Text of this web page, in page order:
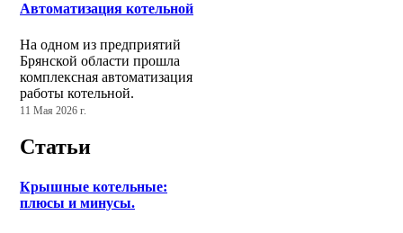
Автоматизация котельной
На одном из предприятий
Брянской области прошла
комплексная автоматизация
работы котельной.
11 Мая 2026 г.
Статьи
Крышные котельные:
плюсы и минусы.